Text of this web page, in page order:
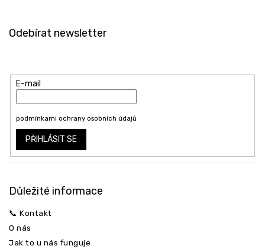
Odebírat newsletter
E-mail
podmínkami ochrany osobních údajů
PŘIHLÁSIT SE
Důležité informace
📞 Kontakt
O nás
Jak to u nás funguje